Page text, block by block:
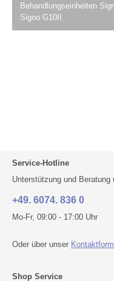
Behandlungseinheiten
Signo G10II
Service-Hotline
Unterstützung und Beratung
+49. 6074. 836 0
Mo-Fr, 09:00 - 17:00 Uhr
Oder über unser
Shop Service